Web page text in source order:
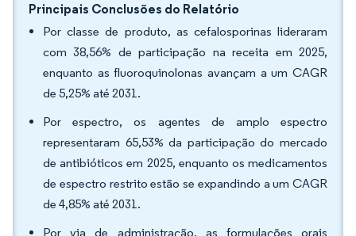
Principais Conclusões do Relatório
Por classe de produto, as cefalosporinas lideraram
com 38,56% de participação na receita em 2025,
enquanto as fluoroquinolonas avançam a um CAGR
de 5,25% até 2031.
Por espectro, os agentes de amplo espectro
representaram 65,53% da participação do mercado
de antibióticos em 2025, enquanto os medicamentos
de espectro restrito estão se expandindo a um CAGR
de 4,85% até 2031.
Por via de administração, as formulações orais